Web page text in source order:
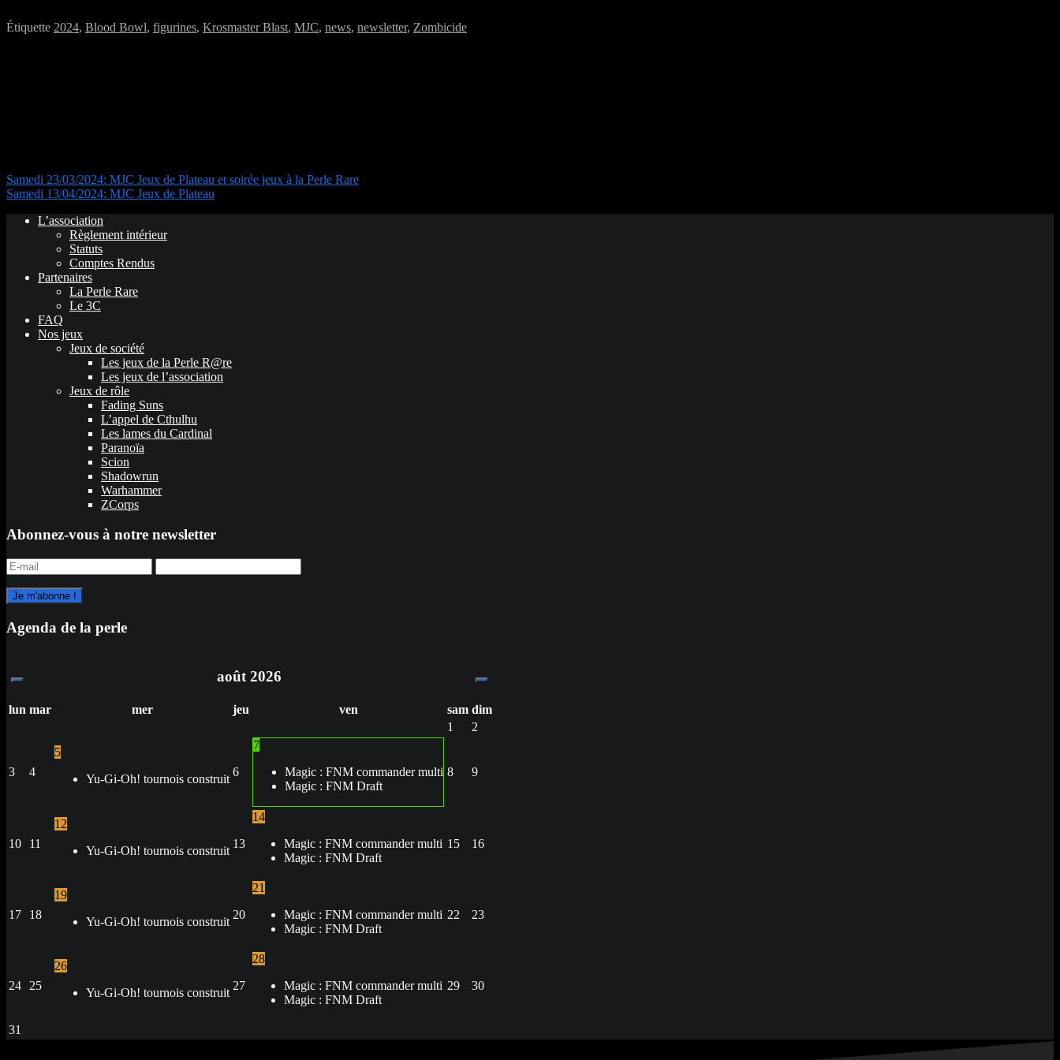
Étiquette 2024, Blood Bowl, figurines, Krosmaster Blast, MJC, news, newsletter, Zombicide
Samedi 23/03/2024: MJC Jeux de Plateau et soirée jeux à la Perle Rare
Samedi 13/04/2024: MJC Jeux de Plateau
L’association
Règlement intérieur
Statuts
Comptes Rendus
Partenaires
La Perle Rare
Le 3C
FAQ
Nos jeux
Jeux de société
Les jeux de la Perle R@re
Les jeux de l’association
Jeux de rôle
Fading Suns
L’appel de Cthulhu
Les lames du Cardinal
Paranoïa
Scion
Shadowrun
Warhammer
ZCorps
Abonnez-vous à notre newsletter
Agenda de la perle
août 2026
lun mar mer jeu ven sam dim
1
2
3 4
5
Yu-Gi-Oh! tournois construit
6
7
Magic : FNM commander multi
Magic : FNM Draft
8 9
10 11
12
Yu-Gi-Oh! tournois construit
13
14
Magic : FNM commander multi
Magic : FNM Draft
15 16
17 18
19
Yu-Gi-Oh! tournois construit
20
21
Magic : FNM commander multi
Magic : FNM Draft
22 23
24 25
26
Yu-Gi-Oh! tournois construit
27
28
Magic : FNM commander multi
Magic : FNM Draft
29 30
31